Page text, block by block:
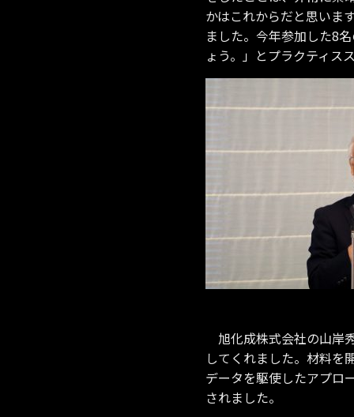
かはこれからだと思いま
ました。今年参加した8
ょう。」とプラクティス
旭化成株式会社の山岸
してくれました。材料を
データを駆使したアプロ
されました。